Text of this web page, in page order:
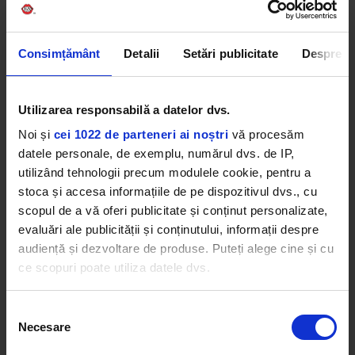
Consimțământ Detalii Setări publicitate Despre
Utilizarea responsabilă a datelor dvs.
Noi și cei 1022 de parteneri ai noștri vă procesăm
datele personale, de exemplu, numărul dvs. de IP,
utilizând tehnologii precum modulele cookie, pentru a
stoca și accesa informațiile de pe dispozitivul dvs., cu
scopul de a vă oferi publicitate și conținut personalizate,
evaluări ale publicității și conținutului, informații despre
audiență și dezvoltare de produse. Puteți alege cine și cu
ce scopuri poate utiliza datele dvs.
Să colectăm informațiile cu privire la locația dvs.
consimțământului
Necesare
Pe lângă muzică, Bogdan Medvedi a vorbit și
despre experiența sa ca actor și spune că și-ar dori
să continue în paralel atât muzica, cât și actoria.
Ascultă întreaga emisiune de astăzi mai jos: